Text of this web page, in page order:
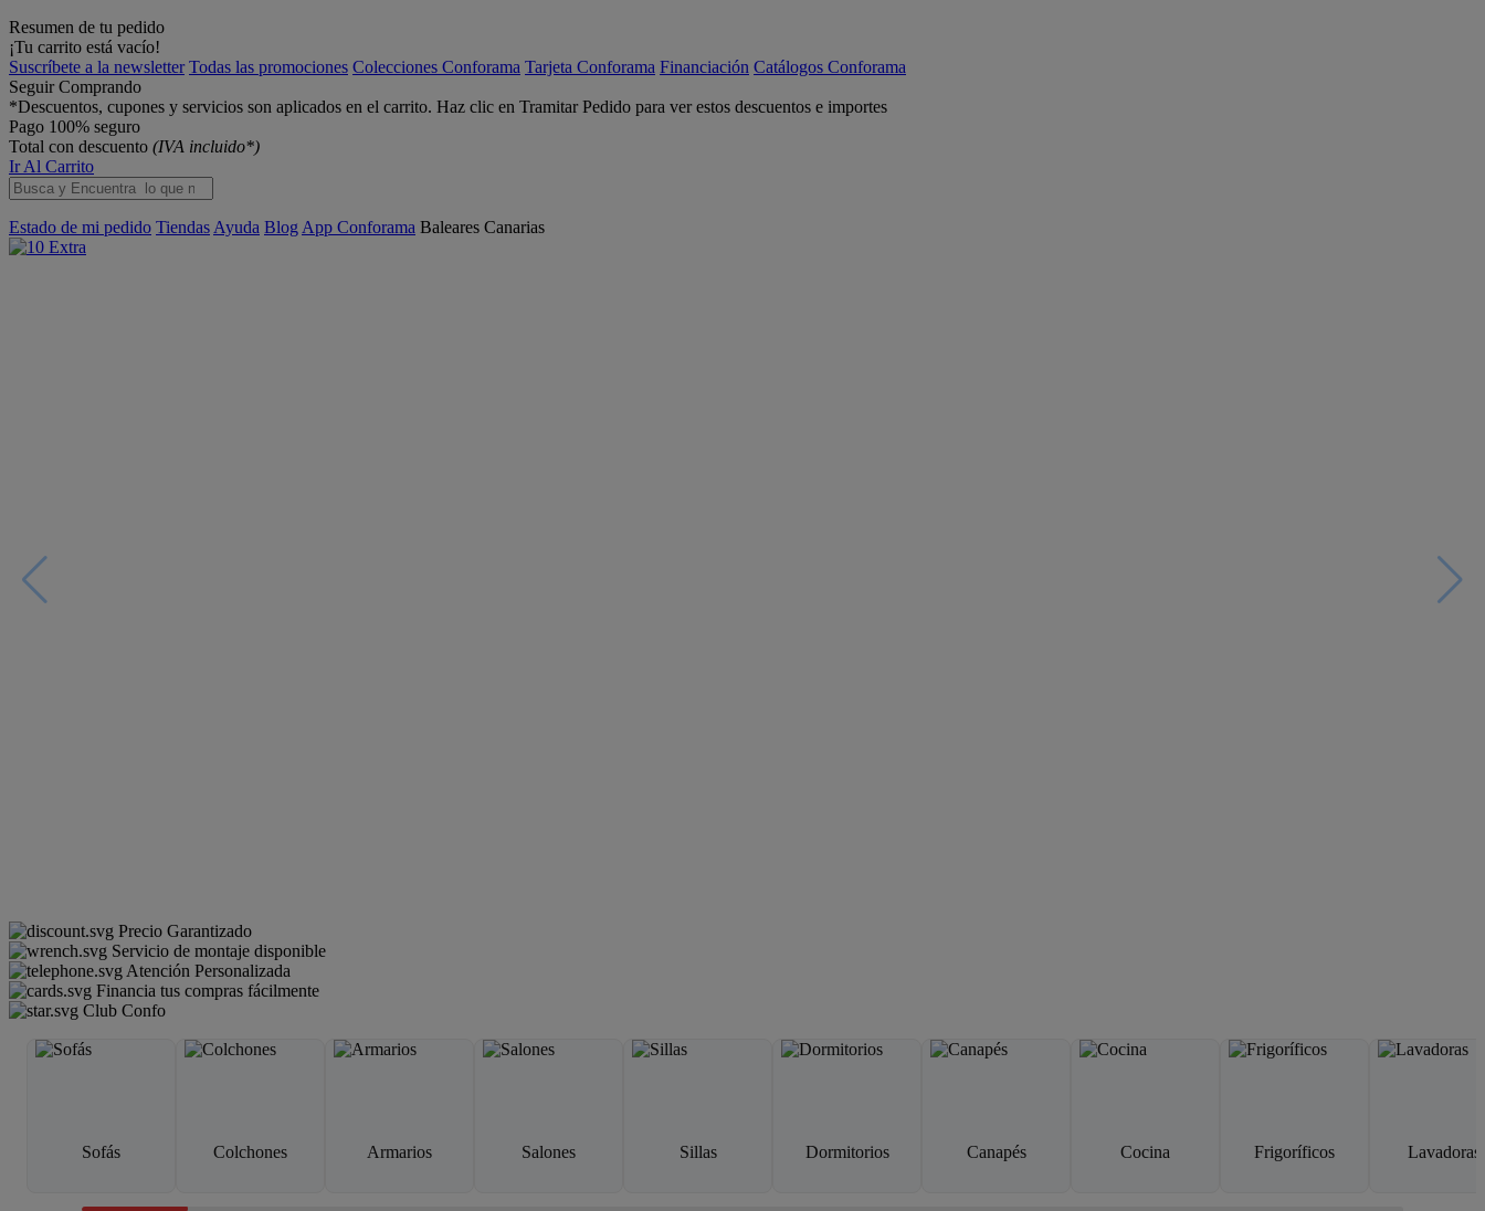
Resumen de tu pedido
¡Tu carrito está vacío!
Suscríbete a la newsletter Todas las promociones Colecciones Conforama Tarjeta Conforama Financiación Catálogos Conforama
Seguir Comprando
*Descuentos, cupones y servicios son aplicados en el carrito. Haz clic en Tramitar Pedido para ver estos descuentos e importes
Pago 100% seguro
Total con descuento (IVA incluido*)
Ir Al Carrito
Estado de mi pedido Tiendas Ayuda Blog App Conforama Baleares Canarias
Precio Garantizado
Servicio de montaje disponible
Atención Personalizada
Financia tus compras fácilmente
Club Confo
Sofás Colchones Armarios Salones Sillas Dormitorios Canapés Cocina Frigoríficos Lavadoras